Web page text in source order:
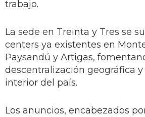
trabajo.
La sede en Treinta y Tres se
centers ya existentes en
Paysandú y Artigas,
descentralización geográfica y
interior del país.
Los anuncios, encabezados